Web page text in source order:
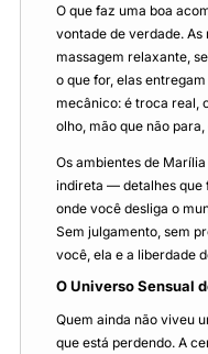
O que faz uma boa
vontade de verdade.
massagem relaxante,
o que for, elas
mecânico: é troca real,
olho, mão que não
Os ambientes de
indireta — detalhes que
onde você desliga o
Sem julgamento, sem
você, ela e a liberdade
O Universo Sensual
Quem ainda não viveu
que está perdendo. A